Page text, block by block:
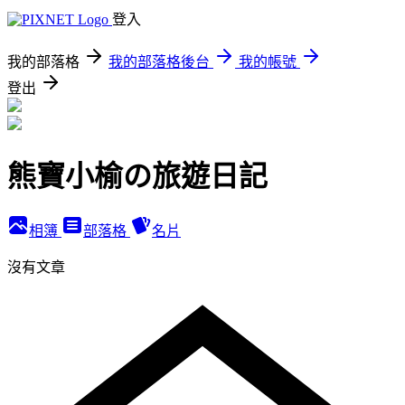
登入
我的部落格 我的部落格後台
我的帳號
登出
熊寶小榆の旅遊日記
相簿 部落格 名片
沒有文章